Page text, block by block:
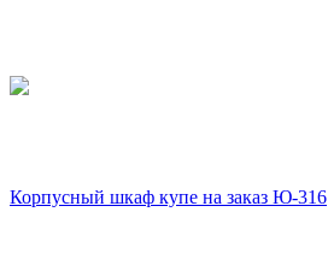
Корпусный шкаф купе на заказ Ю-316